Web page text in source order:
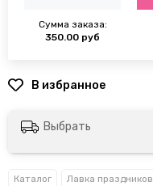
Сумма заказа:
350.00 руб
Выбрать
Каталог Лавка праздников